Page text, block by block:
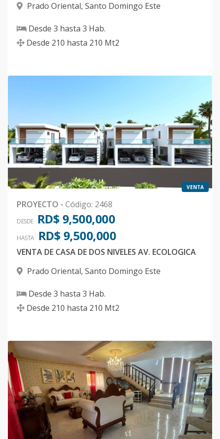
Prado Oriental, Santo Domingo Este
Desde 3 hasta 3 Hab.
Desde 210 hasta 210 Mt2
VENTA
PROYECTO - Código: 2468
DESDE RD$ 9,500,000
HASTA RD$ 9,500,000
VENTA DE CASA DE DOS NIVELES AV. ECOLOGICA
Prado Oriental, Santo Domingo Este
Desde 3 hasta 3 Hab.
Desde 210 hasta 210 Mt2